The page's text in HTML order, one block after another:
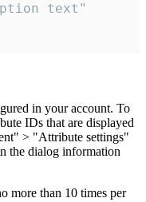
text"
in your account. To
IDs that are displayed
> "Attribute settings"
the dialog information
more than 10 times per